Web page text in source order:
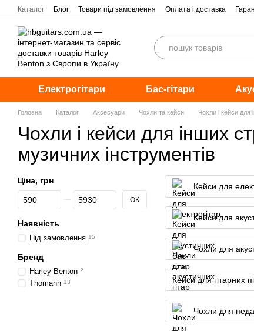
Перейти до основного контенту
Каталог Блог Товари під замовлення Оплата і доставка
Електрогітари Бас-гітари
Головна Каталог Аксесуари Чохли та кейси Чохли і кейси для
Чохли і кейси для інших
музичних інструментів
Кейси для
Кейси для
Чохли для
Кейси для гітарних
Чохли для
Ціна, грн
Від Ціна, грн
До Ціна, грн ОК
Наявність
Під замовлення 15
Бренд
Harley Benton 2
Thomann 13